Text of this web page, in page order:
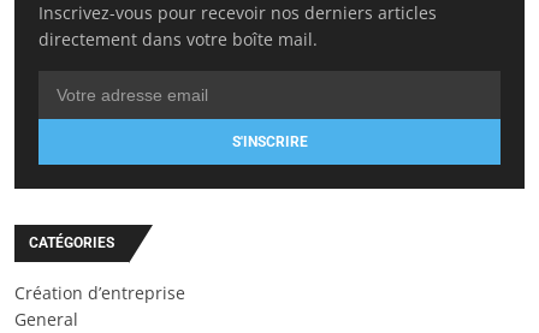
Inscrivez-vous pour recevoir nos derniers articles
directement dans votre boîte mail.
S'INSCRIRE
CATÉGORIES
Création d’entreprise
General